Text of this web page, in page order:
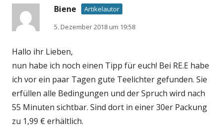
Biene
Artikelautor
5. Dezember 2018 um 19:58
Hallo ihr Lieben,
nun habe ich noch einen Tipp für euch! Bei RE.E habe
ich vor ein paar Tagen gute Teelichter gefunden. Sie
erfüllen alle Bedingungen und der Spruch wird nach
55 Minuten sichtbar. Sind dort in einer 30er Packung
zu 1,99 € erhältlich.